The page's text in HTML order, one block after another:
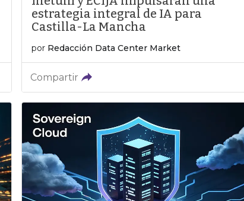
estrategia integral de IA para
Castilla-La Mancha
por Redacción Data Center Market
Compartir